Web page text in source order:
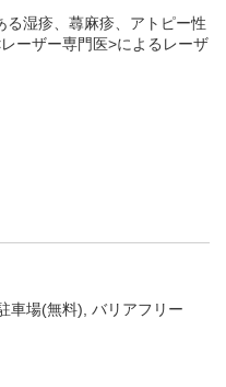
湿疹、蕁麻疹、アトピー性
ーザー専門医>によるレーザ
車場(無料) バリアフリー